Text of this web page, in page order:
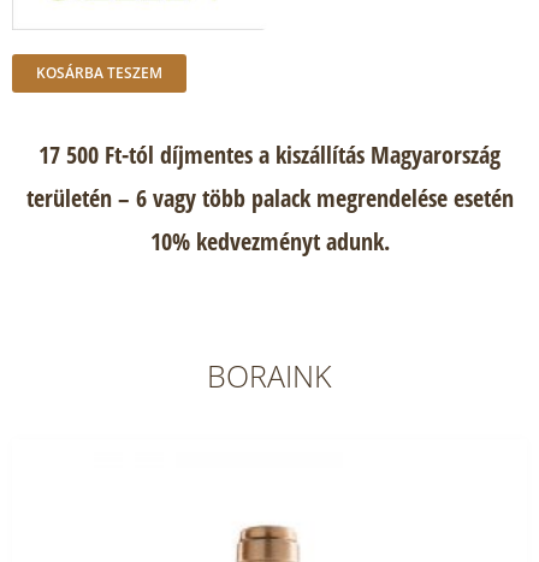
KOSÁRBA TESZEM
17 500 Ft-tól díjmentes a kiszállítás Magyarország
területén – 6 vagy több palack megrendelése esetén
10% kedvezményt adunk.
BORAINK